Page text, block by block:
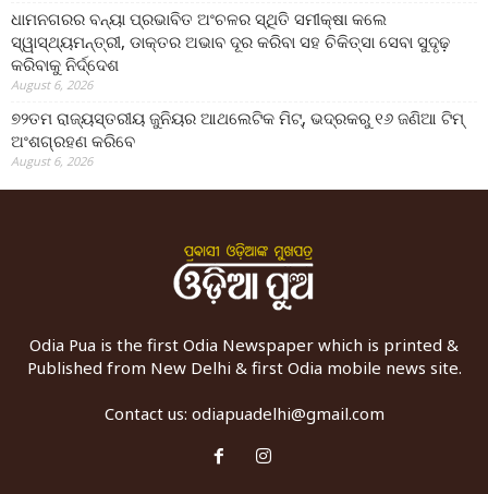
ଧାମନଗରର ବନ୍ୟା ପ୍ରଭାବିତ ଅଂଚଳର ସ୍ଥିତି ସମୀକ୍ଷା କଲେ
ସ୍ୱାସ୍ଥ୍ୟମନ୍ତ୍ରୀ, ଡାକ୍ତର ଅଭାବ ଦୂର କରିବା ସହ ଚିକିତ୍ସା ସେବା ସୁଦୃଢ଼
କରିବାକୁ ନିର୍ଦ୍ଦେଶ
August 6, 2026
୭୨ତମ ରାଜ୍ୟସ୍ତରୀୟ ଜୁନିୟର ଆଥଲେଟିକ ମିଟ୍‌, ଭଦ୍ରକରୁ ୧୬ ଜଣିଆ ଟିମ୍
ଅଂଶଗ୍ରହଣ କରିବେ
August 6, 2026
Odia Pua is the first Odia Newspaper which is printed &
Published from New Delhi & first Odia mobile news site.
Contact us: odiapuadelhi@gmail.com